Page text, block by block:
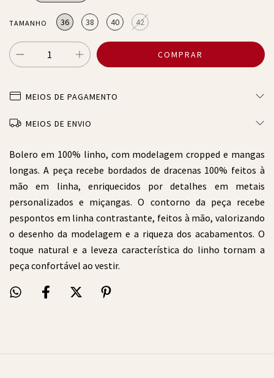
TAMANHO 36 38 40 42
MEIOS DE PAGAMENTO
MEIOS DE ENVIO
Bolero em 100% linho, com modelagem cropped e mangas
longas. A peça recebe bordados de dracenas 100% feitos à
mão em linha, enriquecidos por detalhes em metais
personalizados e miçangas. O contorno da peça recebe
pespontos em linha contrastante, feitos à mão, valorizando
o desenho da modelagem e a riqueza dos acabamentos. O
toque natural e a leveza característica do linho tornam a
peça confortável ao vestir.